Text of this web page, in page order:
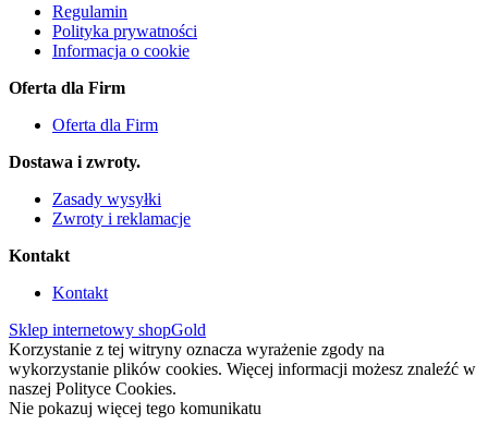
Regulamin
Polityka prywatności
Informacja o cookie
Oferta dla Firm
Oferta dla Firm
Dostawa i zwroty.
Zasady wysyłki
Zwroty i reklamacje
Kontakt
Kontakt
Sklep internetowy shopGold
Korzystanie z tej witryny oznacza wyrażenie zgody na
wykorzystanie plików cookies. Więcej informacji możesz znaleźć w
naszej Polityce Cookies.
Nie pokazuj więcej tego komunikatu